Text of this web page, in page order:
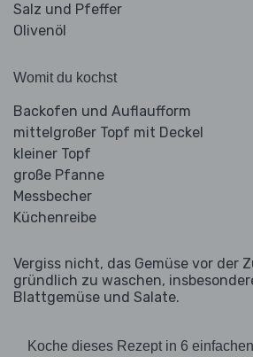
Salz und Pfeffer
Olivenöl
Womit du kochst
Backofen und Auflaufform
mittelgroßer Topf mit Deckel
kleiner Topf
große Pfanne
Messbecher
Küchenreibe
Vergiss nicht, das Gemüse vor der
gründlich zu waschen,
Blattgemüse und Salate.
Koche dieses Rezept in 6